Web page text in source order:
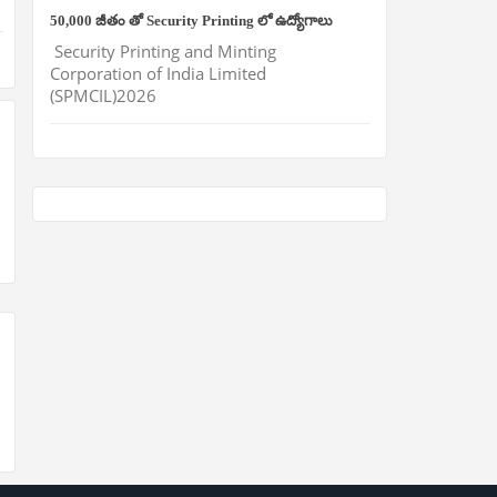
50,000 జీతం తో Security Printing లో ఉద్యోగాలు
Security Printing and Minting
Corporation of India Limited
(SPMCIL)2026